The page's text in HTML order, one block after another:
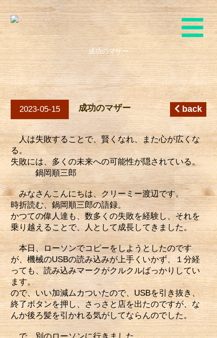
成功のマザー
2023-05-15 成功のマザー back
人は失敗することで、賢くなれ、また心が広くな
る。
失敗には、多くの未来への可能性が隠されている。
鍋岡順三郎
みなさんこんにちは、クリーミー渡辺です。
時折読む、鍋岡順三郎の語録。
かつての偉人達も、数多くの失敗を経験し、それを
乗り越えることで、人として成長してきました。
本日、ローソンでコピーをしようとしたのです
が、機械のUSBの読み込みが上手くいかず、１分経
っても、読み込みマークがクルクルばっかりしてい
ます。
ので、いい加減ムカついたので、USBを引き抜き、
終了ボタンを押し、さっさと店を出たのですが、な
んか後ろ髪を引かれる気がしてならんのでした。